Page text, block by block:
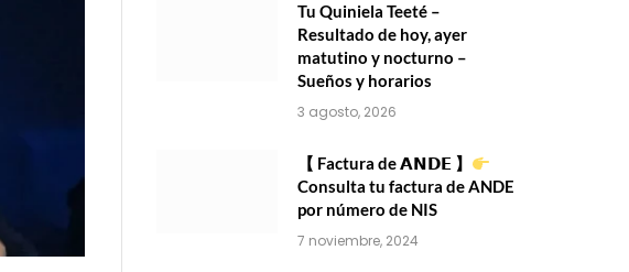
Tu Quiniela Teeté –
Resultado de hoy, ayer
matutino y nocturno –
Sueños y horarios
3 agosto, 2026
【 Factura de 𝗔𝗡𝗗𝗘 】
Consulta tu factura de ANDE
por número de NIS
7 noviembre, 2024